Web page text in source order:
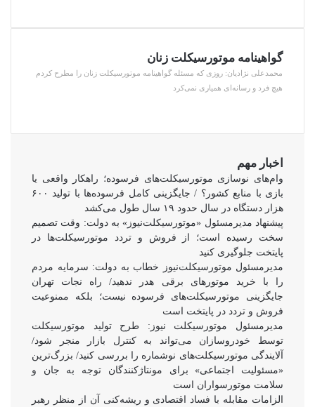
گواهینامه موتورسیکلت زنان
محمدعلی نژادیان: روزی که مسئله گواهینامه موتورسیکلت زنان را مطرح کردم
هیچ فرد و رسانه‌ای همیاری نمی‌کرد
اخبار مهم
وام‌های نوسازی موتورسیکلت‌های فرسوده؛ راهکار واقعی یا
بازی با منابع کشور؟ / جایگزینی کامل فرسوده‌ها با تولید ۶۰۰
هزار دستگاه در سال حدود ۱۹ سال طول می‌کشد
پیشنهاد مدیرمسئول «موتورسیکلت‌نیوز» به دولت: وقت تصمیم
سخت رسیده است؛ از فروش و تردد موتورسیکلت‌ها در
پایتخت جلوگیری کنید
مدیرمسئول موتورسیکلت‌نیوز خطاب به دولت: سرمایه مردم
را با خرید موتورهای برقی هدر ندهید/ راه نجات تهران
جایگزینی موتورسیکلت‌های فرسوده نیست؛ بلکه ممنوعیت
فروش و تردد در پایتخت است
مدیرمسئول موتورسیکلت نیوز: طرح تولید موتورسیکلت
توسط خودروسازان می‌تواند به کنترل بازار منجر شود/
آلایندگی موتورسیکلت‌های نوشماره را بررسی کنید/ بزرگ‌ترین
«مسئولیت اجتماعی» برای مونتاژکنندگان توجه به جان و
سلامت موتورسواران است
الزامات مقابله با فساد اقتصادی و ریشه‌کنی آن از منظر رهبر